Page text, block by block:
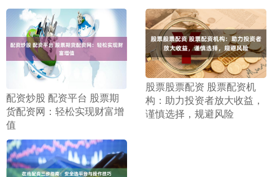
​配资炒股 配资平台 股票期
货配资网：轻松实现财富增
值
​股票股票配资 股票配资机
构：助力投资者放大收益，
谨慎选择，规避风险